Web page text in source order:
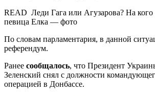
READ Леди Гага или Агузарова? На кого
певица Елка — фото
По словам парламентария, в данной
референдум.
Ранее сообщалось, что Президент
Зеленский снял с должности
операцией в Донбассе.